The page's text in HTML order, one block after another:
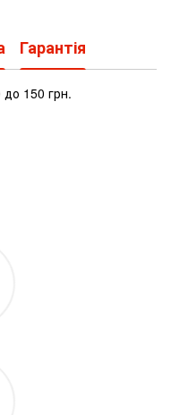
Гарантія
150 грн.